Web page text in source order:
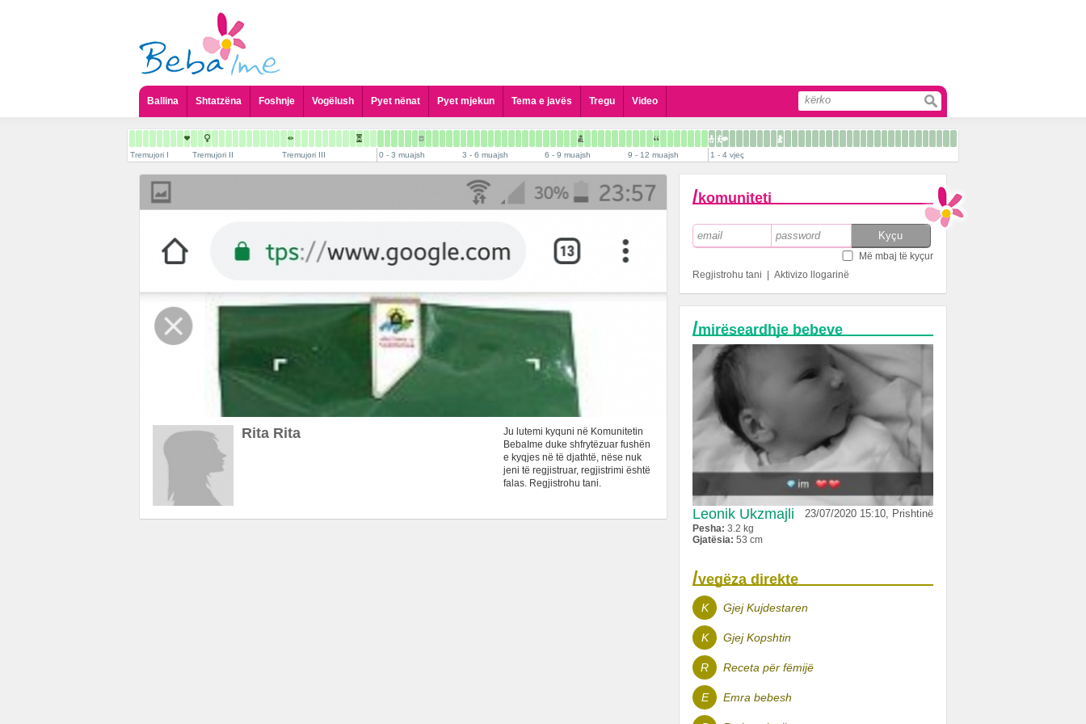
Ballina Shtatzëna Foshnje Vogëlush Pyet nënat Pyet mjekun
Pyet Gjinekologun
Pyet Pediatrin
Pyet Dermatologun
Pyet Psikologun
Pyet Biologun
Pyet Biokimistin Klinik
Pyet Alergologen
Pyet Andrologun
Tema e javës Tregu Video
Tremujori I Tremujori II Tremujori III 0 - 3 muajsh 3 - 6 muajsh 6 - 9 muajsh 9 - 12 muajsh 1 - 4 vjeç
Ju lutemi kyquni në Komunitetin
BebaIme duke shfrytëzuar fushën
e kyqjes në të djathtë, nëse nuk
jeni të regjistruar, regjistrimi është
falas. Regjistrohu tani.
Rita Rita
/komuniteti
Më mbaj të kyçur
Regjistrohu tani
Aktivizo llogarinë
/mirëseardhje bebeve
Leonik Ukzmajli 23/07/2020 15:10, Prishtinë
Pesha: 3.2 kg
Gjatësia: 53 cm
/vegëza direkte
K Gjej Kujdestaren
K Gjej Kopshtin
R Receta për fëmijë
E Emra bebesh